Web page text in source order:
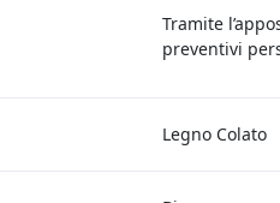
Tramite
preventivi
Legno Colato